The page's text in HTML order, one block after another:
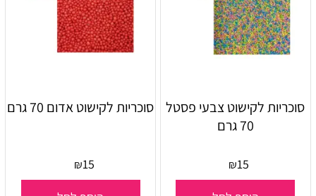
סוכריות לקישוט צבעי פסטל
70 גרם
₪15
סוכריות לקישוט אדום 70 גרם
₪15